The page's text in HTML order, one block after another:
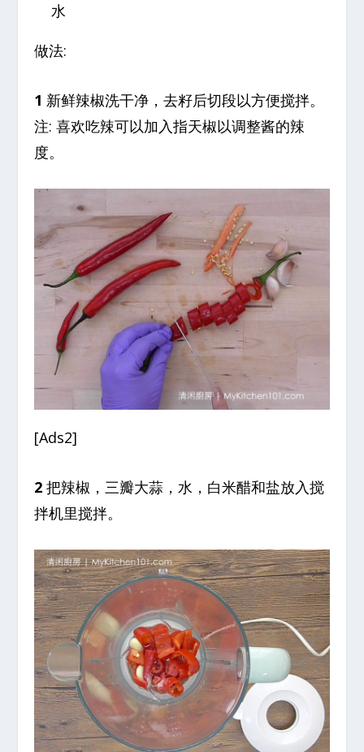
水
做法:
1 新鲜辣椒洗干净，去籽后切段以方便搅拌。
注: 喜欢吃辣可以加入指天椒以调整酱的辣
度。
[Ads2]
2 把辣椒，三瓣大蒜，水，白米醋和盐放入搅
拌机里搅拌。